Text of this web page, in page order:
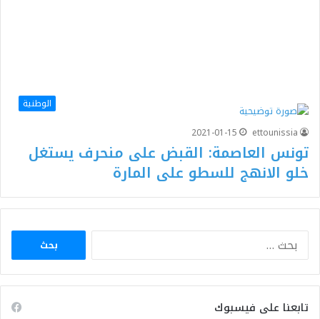
الوطنية
ettounissia
2021-01-15
تونس العاصمة: القبض على منحرف يستغل
خلو الانهج للسطو على المارة
البحث
تابعنا على فيسبوك